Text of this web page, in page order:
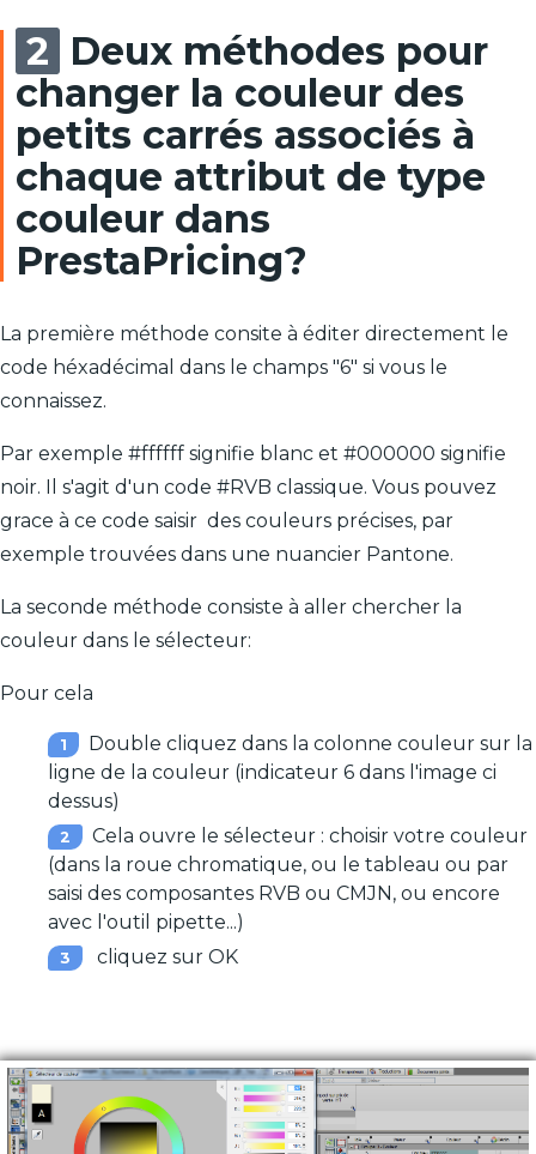
Deux méthodes pour
changer la couleur des
petits carrés associés à
chaque attribut de type
couleur dans
PrestaPricing?
La première méthode consite à éditer directement le
code héxadécimal dans le champs "6" si vous le
connaissez.
Par exemple #ffffff signifie blanc et #000000 signifie
noir. Il s'agit d'un code #RVB classique. Vous pouvez
grace à ce code saisir des couleurs précises, par
exemple trouvées dans une nuancier Pantone.
La seconde méthode consiste à aller chercher la
couleur dans le sélecteur:
Pour cela
Double cliquez dans la colonne couleur sur la
ligne de la couleur (indicateur 6 dans l'image ci
dessus)
Cela ouvre le sélecteur : choisir votre couleur
(dans la roue chromatique, ou le tableau ou par
saisi des composantes RVB ou CMJN, ou encore
avec l'outil pipette...)
cliquez sur OK